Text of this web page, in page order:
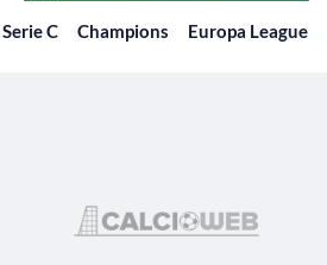
Serie C Champions Europa League